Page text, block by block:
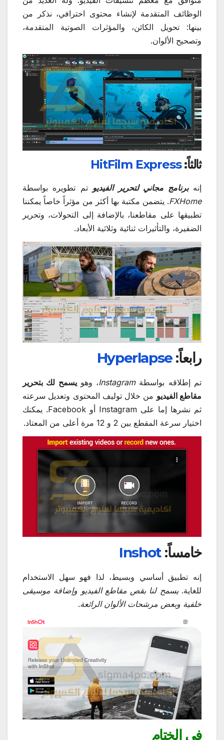
الوظائف المتقدمة لإنشاء محتوى احترافي، نذكر من
بينها: تحويل الكائن، والمؤثرات الصوتية المتقدمة،
وتصحيح الألوان.
ثالثاً:HitFilm Express
إنهبرنامج مجاني لتحرير الفيديو تم تطويره بواسطة
FXHome. يتضمن مكتبة بها أكثر من مؤثراً خاصاً يمكننا
تطبيقها على مقاطعنا، بالإضافة إلى التحولات، وتحرير
الضفيرة، والتأثيرات ثنائية وثلاثية الأبعاد.
رابعاً:Hyperlapse
تم إطلاقه بواسطةInstagram، وهويسمح لك بتحرير
مقاطع الفيديو من خلال توليف المحتوى وتعديل سرعته
ثم نشرها إما على Instagram أو Facebook. يمكنك
اختيار سرعة المقطع بين 2 و 12 مرة أعلى من المعتاد.
خامساً:Inshot
إنه تطبيق أساسي وبسيط، لذا فهو سهل الاستخدام
للغاية.يسمح لنا بقص مقاطع الفيديو وإضافة موسيقى
خلفية وبعض مرشحات الألوان الرائعة.
فى الختام